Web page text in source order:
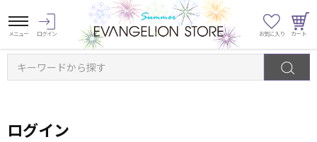
キーワードから探す
ログイン